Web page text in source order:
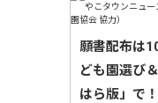
願書配布は
ども園選び
はら版」で